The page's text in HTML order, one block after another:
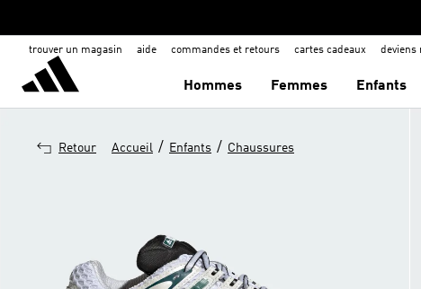
trouver un magasin aide commandes et retours cartes cadeaux deviens
Hommes Femmes Enfants
Retour Accueil / Enfants / Chaussures